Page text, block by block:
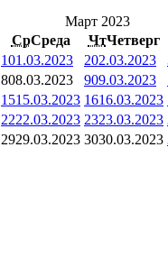
Март 2023
СрСреда ЧтЧетверг
101.03.2023 202.03.2023
808.03.2023 909.03.2023
1515.03.2023 1616.03.2023
2222.03.2023 2323.03.2023
2929.03.2023 3030.03.2023